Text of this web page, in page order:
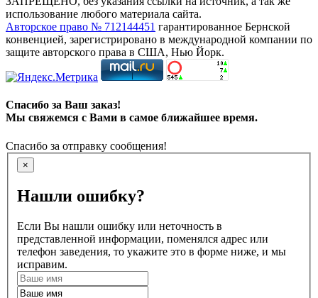
использование любого материала сайта.
Авторское право № 712144451 гарантированное Бернской
конвенцией, зарегистрировано в международной компании по
защите авторского права в США, Нью Йорк.
Спасибо за Ваш заказ!
Мы свяжемся с Вами в самое ближайшее время.
Спасибо за отправку сообщения!
×
Нашли ошибку?
Если Вы нашли ошибку или неточность в
представленной информации, поменялся адрес или
телефон заведения, то укажите это в форме ниже, и мы
исправим.